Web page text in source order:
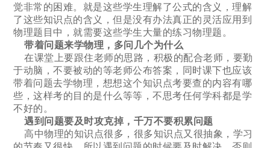
觉非常的困难。就是这些学生理解了公式的含义，理解
了这些知识点的含义，但是没有办法真正的灵活应用到
物理题目中，就需要这些学生大量的练习物理题。
带着问题来学物理，多问几个为什么
在课堂上要跟住老师的思路，积极的配合老师，要勤
于动脑，不要被动的等老师公布答案，同时课下也应该
带着问题去学物理，想想这个知识点考要查的内容有哪
些，这样考的目的是什么等等，不思考任何学科都是学
不好的。
遇到问题要及时攻克掉，千万不要积累问题
高中物理的知识点很多，很多知识点又很抽象，学习